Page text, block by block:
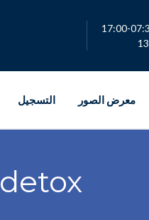
التسجيل معرض الصور
detox